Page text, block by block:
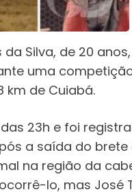
da Silva, de 20
uma
km de Cuiabá.
23h e foi
a saída do brete
na região da
lo, mas José